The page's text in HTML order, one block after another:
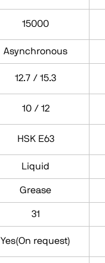
15000
Asynchronous
12.7 / 15.3
10 / 12
HSK E63
Liquid
Grease
31
Yes(On request)